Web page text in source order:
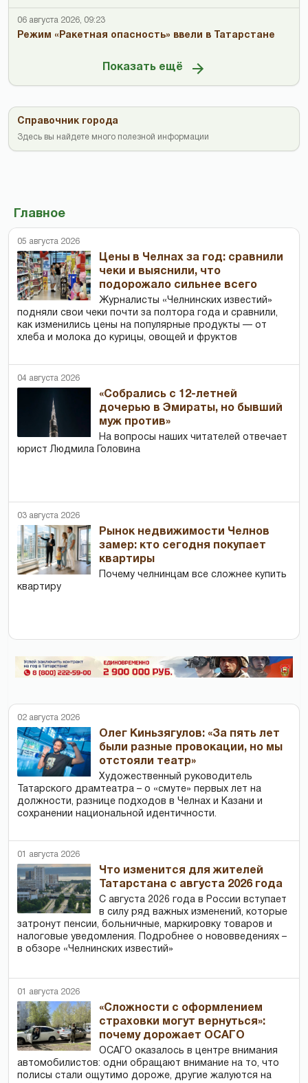
06 августа 2026, 09:23
Режим «Ракетная опасность» ввели в Татарстане
Показать ещё
Справочник города
Здесь вы найдете много полезной информации
Главное
05 августа 2026
Цены в Челнах за год: сравнили
чеки и выяснили, что
подорожало сильнее всего
Журналисты «Челнинских известий»
подняли свои чеки почти за полтора года и сравнили,
как изменились цены на популярные продукты — от
хлеба и молока до курицы, овощей и фруктов
04 августа 2026
«Собрались с 12-летней
дочерью в Эмираты, но бывший
муж против»
На вопросы наших читателей отвечает
юрист Людмила Головина
03 августа 2026
Рынок недвижимости Челнов
замер: кто сегодня покупает
квартиры
Почему челнинцам все сложнее купить
квартиру
02 августа 2026
Олег Киньзягулов: «За пять лет
были разные провокации, но мы
отстояли театр»
Художественный руководитель
Татарского драмтеатра – о «смуте» первых лет на
должности, разнице подходов в Челнах и Казани и
сохранении национальной идентичности.
01 августа 2026
Что изменится для жителей
Татарстана с августа 2026 года
С августа 2026 года в России вступает
в силу ряд важных изменений, которые
затронут пенсии, больничные, маркировку товаров и
налоговые уведомления. Подробнее о нововведениях –
в обзоре «Челнинских известий»
01 августа 2026
«Сложности с оформлением
страховки могут вернуться»:
почему дорожает ОСАГО
ОСАГО оказалось в центре внимания
автомобилистов: одни обращают внимание на то, что
полисы стали ощутимо дороже, другие жалуются на